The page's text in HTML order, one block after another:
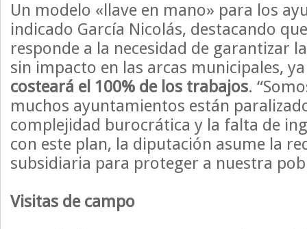
Un modelo «llave en mano» para los
indicado García Nicolás, destacando
responde a la necesidad de garantizar
sin impacto en las arcas municipales,
costeará el 100% de los trabajos.
muchos ayuntamientos están
complejidad burocrática y la falta de
con este plan, la diputación asume la
subsidiaria para proteger a nuestra
Visitas de campo